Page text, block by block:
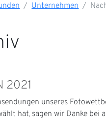
Unternehmen
2021
unseres
hat, sagen wir Danke bei